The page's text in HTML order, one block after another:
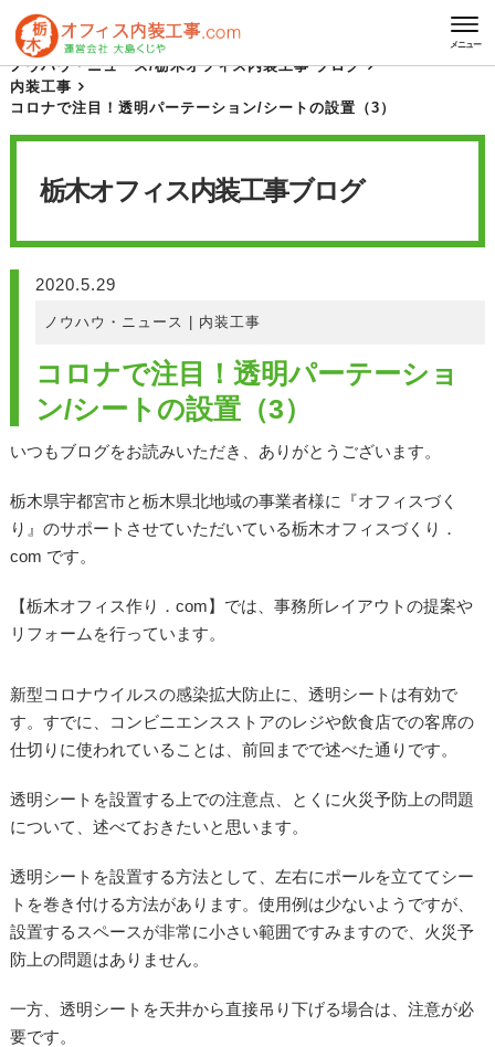
メニュー
HOME
栃木オフィス内装工事 ブログ
ノウハウ・ニュース/栃木オフィス内装工事 ブログ
内装工事
コロナで注目！透明パーテーション/シートの設置（3）
栃木オフィス内装工事ブログ
2020.5.29
ノウハウ・ニュース 内装工事
コロナで注目！透明パーテーショ
ン/シートの設置（3）
いつもブログをお読みいただき、ありがとうございます。
栃木県宇都宮市と栃木県北地域の事業者様に『オフィスづく
り』のサポートさせていただいている栃木オフィスづくり．
com です。
【栃木オフィス作り．com】では、事務所レイアウトの提案や
リフォームを行っています。
新型コロナウイルスの感染拡大防止に、透明シートは有効で
す。すでに、コンビニエンスストアのレジや飲食店での客席の
仕切りに使われていることは、前回までで述べた通りです。
透明シートを設置する上での注意点、とくに火災予防上の問題
について、述べておきたいと思います。
透明シートを設置する方法として、左右にポールを立ててシー
トを巻き付ける方法があります。使用例は少ないようですが、
設置するスペースが非常に小さい範囲ですみますので、火災予
防上の問題はありません。
一方、透明シートを天井から直接吊り下げる場合は、注意が必
要です。